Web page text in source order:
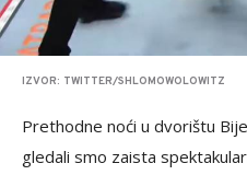
IZVOR: TWITTER/SHLOMOWOLOWITZ
Prethodne noći u dvorištu
gledali smo zaista